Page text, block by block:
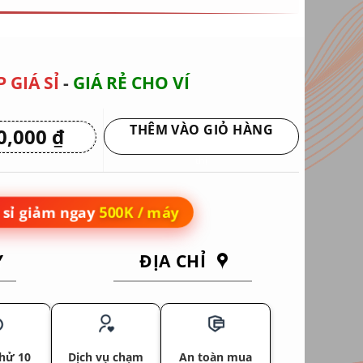
GIÁ SỈ- GIÁ RẺ CHO VÍ
₫Giá
tại
14,950,000 ₫.
THÊM VÀO GIỎ HÀNG
giảm ngay 500K / máy
ĐỊA CHỈ
10
Dịch vụ chạm
An toàn mua